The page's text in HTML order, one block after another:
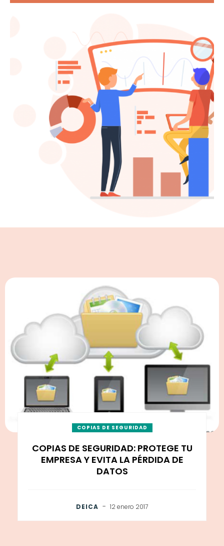
COPIAS DE SEGURIDAD
COPIAS DE SEGURIDAD: PROTEGE TU
EMPRESA Y EVITA LA PÉRDIDA DE
DATOS
DEICA - 12 enero 2017